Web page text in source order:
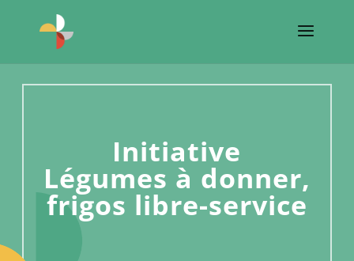
Initiative
Légumes à donner,
frigos libre-service